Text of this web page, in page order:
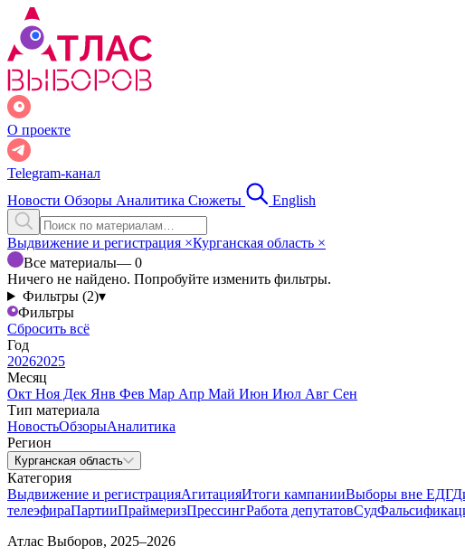
О проекте
Telegram-канал
Новости Обзоры Аналитика Сюжеты English
Выдвижение и регистрация ×Курганская область ×
Все материалы— 0
Ничего не найдено. Попробуйте изменить фильтры.
Фильтры (2)▾
Фильтры
Сбросить всё
Год
20262025
Месяц
Окт Ноя Дек Янв Фев Мар Апр Май Июн Июл Авг Сен
Тип материала
НовостьОбзорыАналитика
Регион
Курганская область
Категория
Выдвижение и регистрацияАгитацияИтоги кампанииВыборы вне ЕДГ
телеэфираПартииПраймеризПрессингРабота депутатовСуд
Атлас Выборов, 2025–2026